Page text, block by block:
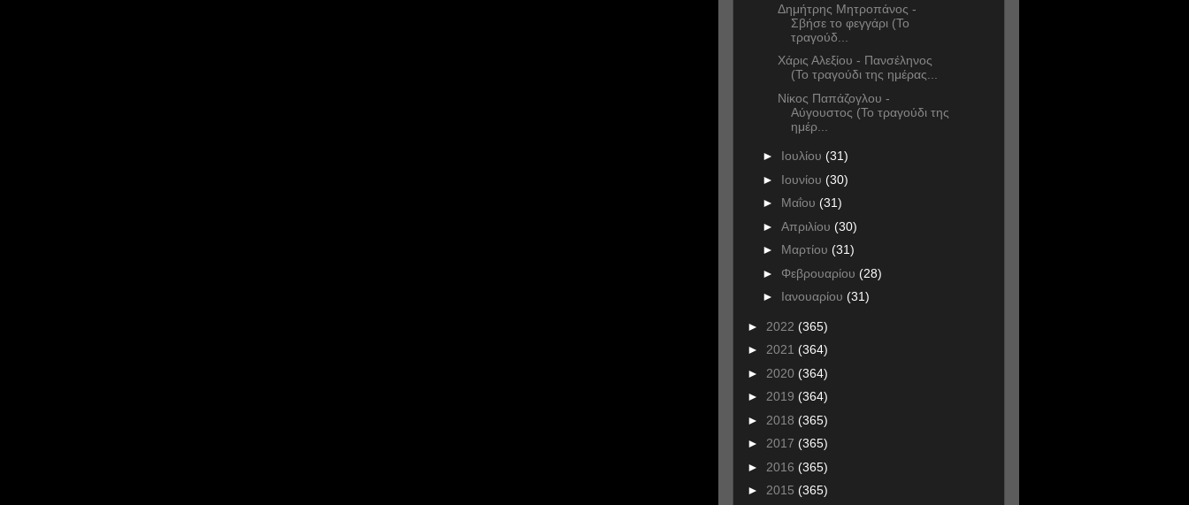
Δημήτρης Μητροπάνος -
Σβήσε το φεγγάρι (Το
τραγούδ...
Χάρις Αλεξίου - Πανσέληνος
(Το τραγούδι της ημέρας...
Νίκος Παπάζογλου -
Αύγουστος (Το τραγούδι της
ημέρ...
► Ιουλίου (31)
► Ιουνίου (30)
► Μαΐου (31)
► Απριλίου (30)
► Μαρτίου (31)
► Φεβρουαρίου (28)
► Ιανουαρίου (31)
► 2022 (365)
► 2021 (364)
► 2020 (364)
► 2019 (364)
► 2018 (365)
► 2017 (365)
► 2016 (365)
► 2015 (365)